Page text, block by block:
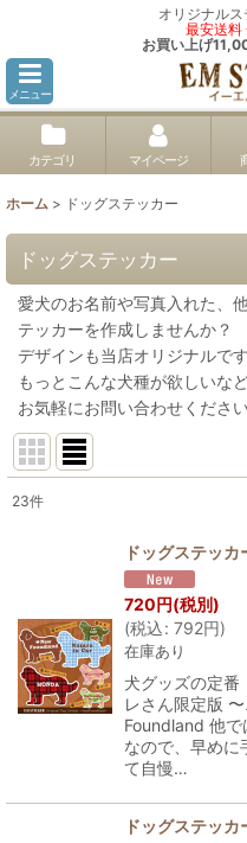
オリジナル
最安送料
お買い上げ
メニュー
カテゴリ マイページ
ホーム > ドッグステッカー
ドッグステッカー
愛犬のお名前や写真入れた、
テッカーを作成しませんか？
デザインも当店オリジナルです
もっとこんな犬種が欲しいな
お気軽にお問い合わせください
23件
ドッグステッ
720円(税別)
(税込: 792円)
在庫あり
犬グッズの定
レさん限定版
Foundland 他
なので、早め
て自慢…
ドッグステッ